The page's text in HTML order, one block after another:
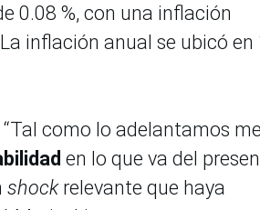
0.08 %, con una inflación
inflación anual se ubicó en
como lo adelantamos
en lo que va del
shock relevante que haya